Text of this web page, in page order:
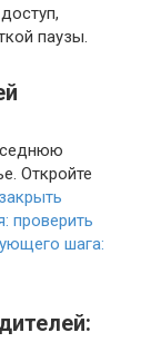
паузы.
Откройте
проверить
шага: